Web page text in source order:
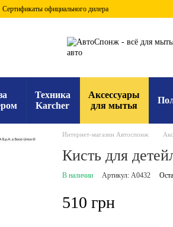
Сертификаты официального дилера
Техника
Karcher
Аксессуары
для мытья
Интернет-магазин Автоспонж
Кисть для
В наличии Артикул: A0432
510 грн